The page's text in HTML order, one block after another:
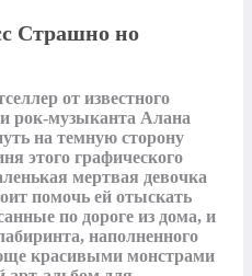
Страшно но
от известного
рок-музыканта Алана
на темную сторону
этого графического
мертвая девочка
помочь ей отыскать
по дороге из дома, и
наполненного
красивыми монстрами